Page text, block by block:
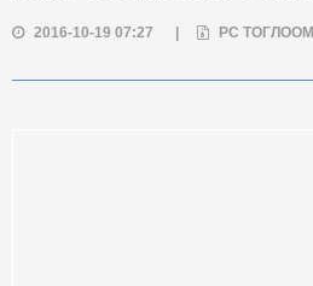
2016-10-19 07:27 PC ТОГЛООМ